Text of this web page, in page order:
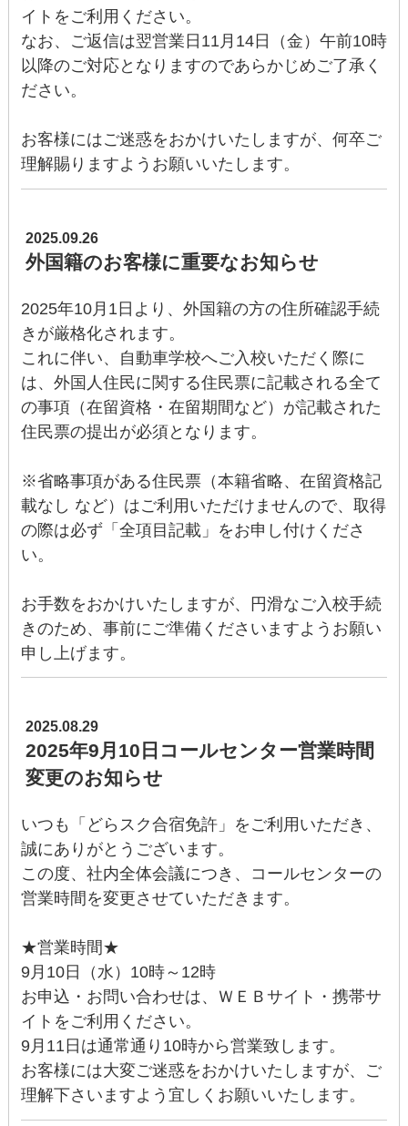
イトをご利用ください。
なお、ご返信は翌営業日11月14日（金）午前10時
以降のご対応となりますのであらかじめご了承く
ださい。
お客様にはご迷惑をおかけいたしますが、何卒ご
理解賜りますようお願いいたします。
2025.09.26
外国籍のお客様に重要なお知らせ
2025年10月1日より、外国籍の方の住所確認手続
きが厳格化されます。
これに伴い、自動車学校へご入校いただく際に
は、外国人住民に関する住民票に記載される全て
の事項（在留資格・在留期間など）が記載された
住民票の提出が必須となります。
※省略事項がある住民票（本籍省略、在留資格記
載なし など）はご利用いただけませんので、取得
の際は必ず「全項目記載」をお申し付けくださ
い。
お手数をおかけいたしますが、円滑なご入校手続
きのため、事前にご準備くださいますようお願い
申し上げます。
2025.08.29
2025年9月10日コールセンター営業時間
変更のお知らせ
いつも「どらスク合宿免許」をご利用いただき、
誠にありがとうございます。
この度、社内全体会議につき、コールセンターの
営業時間を変更させていただきます。
★営業時間★
9月10日（水）10時～12時
お申込・お問い合わせは、ＷＥＢサイト・携帯サ
イトをご利用ください。
9月11日は通常通り10時から営業致します。
お客様には大変ご迷惑をおかけいたしますが、ご
理解下さいますよう宜しくお願いいたします。